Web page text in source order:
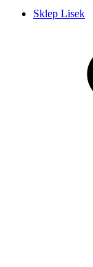
Sklep Lisek